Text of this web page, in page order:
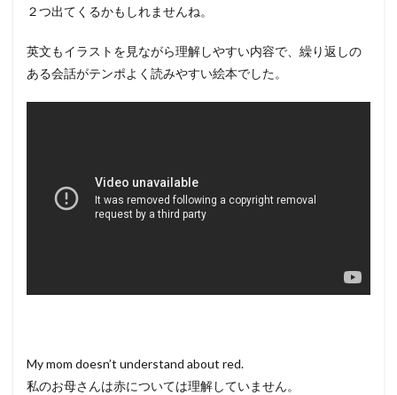
２つ出てくるかもしれませんね。
英文もイラストを見ながら理解しやすい内容で、繰り返しの
ある会話がテンポよく読みやすい絵本でした。
My mom doesn’t understand about red.
私のお母さんは赤については理解していません。